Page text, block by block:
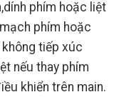
phím hoặc liệt
phím hoặc
tiếp xúc
nếu thay phím
khiển trên main.